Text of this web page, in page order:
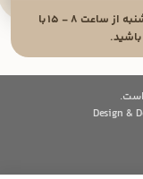
برای پیگیری سفارشات می‌توانید از شنبه تا پنجشنبه از ساعت ۸ - ۱۵ با